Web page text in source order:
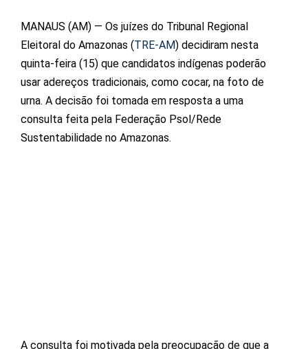
MANAUS (AM) — Os juízes do Tribunal Regional
Eleitoral do Amazonas (TRE-AM) decidiram nesta
quinta-feira (15) que candidatos indígenas poderão
usar adereços tradicionais, como cocar, na foto de
urna. A decisão foi tomada em resposta a uma
consulta feita pela Federação Psol/Rede
Sustentabilidade no Amazonas.
A consulta foi motivada pela preocupação de que a